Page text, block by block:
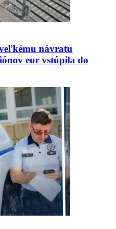
návratu
eur vstúpila do